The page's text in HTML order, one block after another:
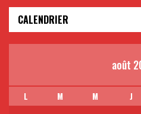
CALENDRIER
août
L M M J